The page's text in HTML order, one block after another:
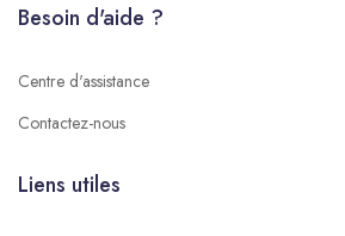
Besoin d'aide ?
Centre d'assistance
Contactez-nous
Liens utiles